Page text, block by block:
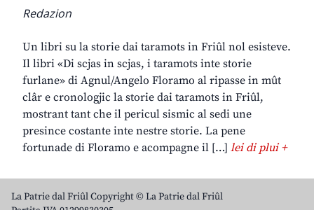
Redazion
Un libri su la storie dai taramots in Friûl nol esisteve.
Il libri «Di scjas in scjas, i taramots inte storie
furlane» di Agnul/Angelo Floramo al ripasse in mût
clâr e cronologjic la storie dai taramots in Friûl,
mostrant tant che il pericul sismic al sedi une
presince costante inte nestre storie. La pene
fortunade di Floramo e acompagne il […] lei di plui +
La Patrie dal Friûl Copyright © La Patrie dal Friûl